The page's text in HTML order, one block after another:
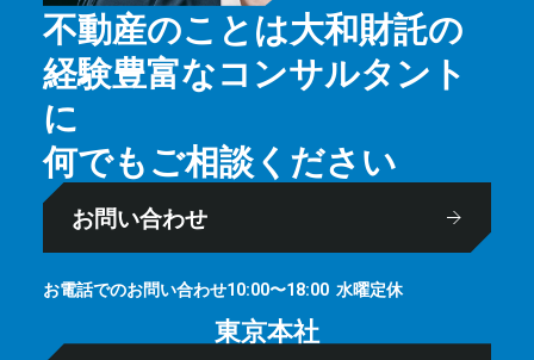
不動産のことは大和財託の
経験豊富なコンサルタント
に
何でもご相談ください
お問い合わせ
お電話でのお問い合わせ10:00〜18:00 ⽔曜定休
東京本社